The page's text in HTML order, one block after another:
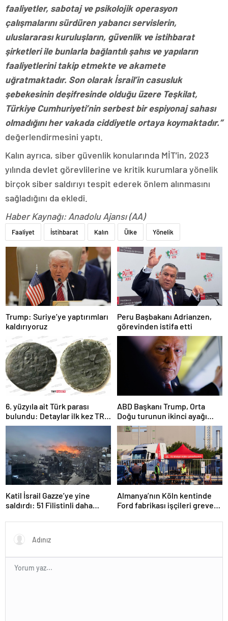
faaliyetler, sabotaj ve psikolojik operasyon
çalışmalarını sürdüren yabancı servislerin,
uluslararası kuruluşların, güvenlik ve istihbarat
şirketleri ile bunlarla bağlantılı şahıs ve yapıların
faaliyetlerini takip etmekte ve akamete
uğratmaktadır. Son olarak İsrail’in casusluk
şebekesinin deşifresinde olduğu üzere Teşkilat,
Türkiye Cumhuriyeti’nin serbest bir espiyonaj sahası
olmadığını her vakada ciddiyetle ortaya koymaktadır.”
değerlendirmesini yaptı.
Kalın ayrıca, siber güvenlik konularında MİT’in, 2023
yılında devlet görevlilerine ve kritik kurumlara yönelik
birçok siber saldırıyı tespit ederek önlem alınmasını
sağladığını da ekledi.
Haber Kaynağı: Anadolu Ajansı (AA)
Faaliyet İstihbarat Kalın Ülke Yönelik
Trump: Suriye’ye yaptırımları
kaldırıyoruz
Peru Başbakanı Adrianzen,
görevinden istifa etti
6. yüzyıla ait Türk parası
bulundu: Detaylar ilk kez TRT
Haber’de
ABD Başkanı Trump, Orta
Doğu turunun ikinci ayağı
Katar’da
Katil İsrail Gazze’ye yine
saldırdı: 51 Filistinli daha
Almanya’nın Köln kentinde
Ford fabrikası işçileri greve